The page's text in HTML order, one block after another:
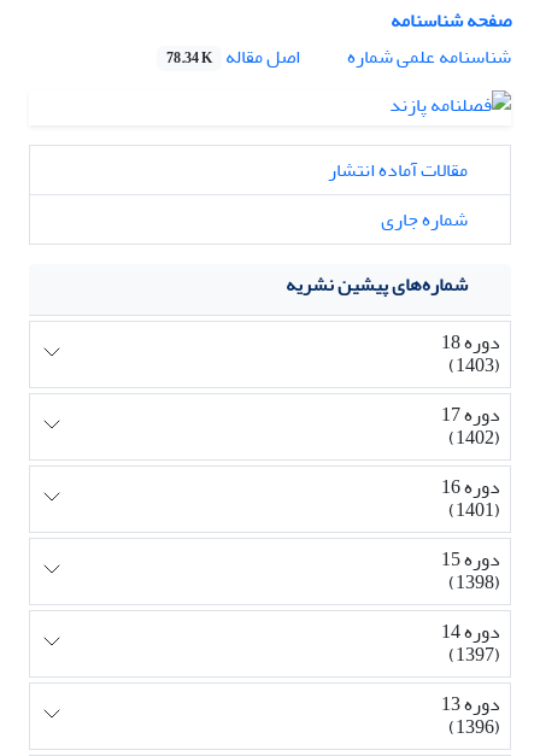
صفحه شناسنامه
شناسنامه علمی شماره
اصل مقاله 78.34 K
مقالات آماده انتشار
شماره جاری
شماره‌های پیشین نشریه
دوره 18
(1403)
دوره 17
(1402)
دوره 16
(1401)
دوره 15
(1398)
دوره 14
(1397)
دوره 13
(1396)